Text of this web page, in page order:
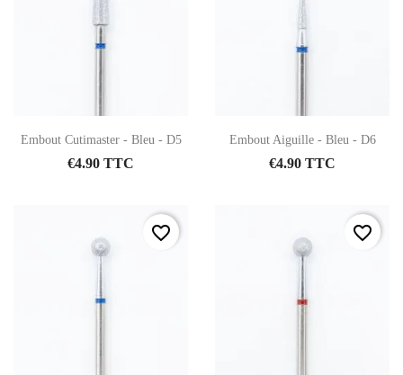
Embout Cutimaster - Bleu - D5
€4.90 TTC
Embout Aiguille - Bleu - D6
€4.90 TTC
favorite_border favorite_border